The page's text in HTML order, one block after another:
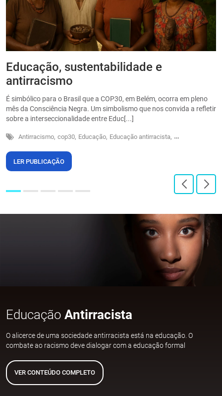
Educação, sustentabilidade e
antirracismo
É simbólico para o Brasil que a COP30, em Belém, ocorra em pleno
mês da Consciência Negra. Um simbolismo que nos convida a refletir
sobre a interseccionalidade entre Educ[...]
Antirracismo, cop30, Educação, Educação antirracista, Sustentabilidade
LER PUBLICAÇÃO
Educação Antirracista
O alicerce de uma sociedade antirracista está na educação. O
combate ao racismo deve dialogar com a educação formal
VER CONTEÚDO COMPLETO